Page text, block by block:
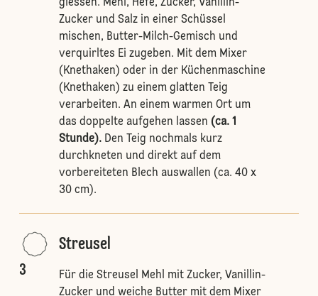
giessen. Mehl, Hefe, Zucker, Vanillin-
Zucker und Salz in einer Schüssel
mischen, Butter-Milch-Gemisch und
verquirltes Ei zugeben. Mit dem Mixer
(Knethaken) oder in der Küchenmaschine
(Knethaken) zu einem glatten Teig
verarbeiten. An einem warmen Ort um
das doppelte aufgehen lassen (ca. 1
Stunde).Den Teig nochmals kurz
durchkneten und direkt auf dem
vorbereiteten Blech auswallen (ca. 40 x
30 cm).
3
Streusel
Für die Streusel Mehl mit Zucker, Vanillin-
Zucker und weiche Butter mit dem Mixer